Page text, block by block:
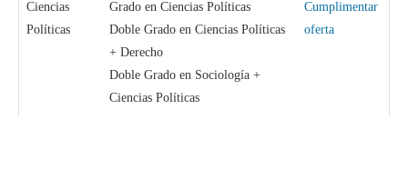
Ciencias
Políticas
Grado en Ciencias Políticas
Doble Grado en Ciencias Políticas
+ Derecho
Doble Grado en Sociología +
Ciencias Políticas
Cumplimentar
oferta